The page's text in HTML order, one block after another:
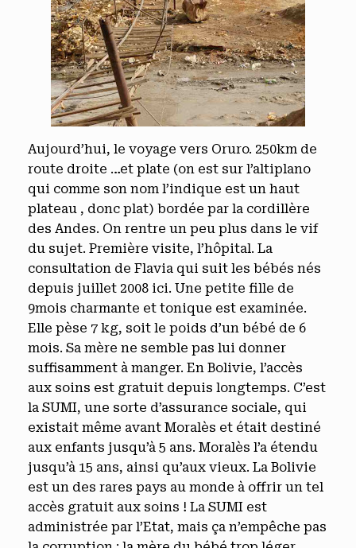
Aujourd’hui, le voyage vers Oruro. 250km de
route droite …et plate (on est sur l’altiplano
qui comme son nom l’indique est un haut
plateau , donc plat) bordée par la cordillère
des Andes. On rentre un peu plus dans le vif
du sujet. Première visite, l’hôpital. La
consultation de Flavia qui suit les bébés nés
depuis juillet 2008 ici. Une petite fille de
9mois charmante et tonique est examinée.
Elle pèse 7 kg, soit le poids d’un bébé de 6
mois. Sa mère ne semble pas lui donner
suffisamment à manger. En Bolivie, l’accès
aux soins est gratuit depuis longtemps. C’est
la SUMI, une sorte d’assurance sociale, qui
existait même avant Moralès et était destiné
aux enfants jusqu’à 5 ans. Moralès l’a étendu
jusqu’à 15 ans, ainsi qu’aux vieux. La Bolivie
est un des rares pays au monde à offrir un tel
accès gratuit aux soins ! La SUMI est
administrée par l’Etat, mais ça n’empêche pas